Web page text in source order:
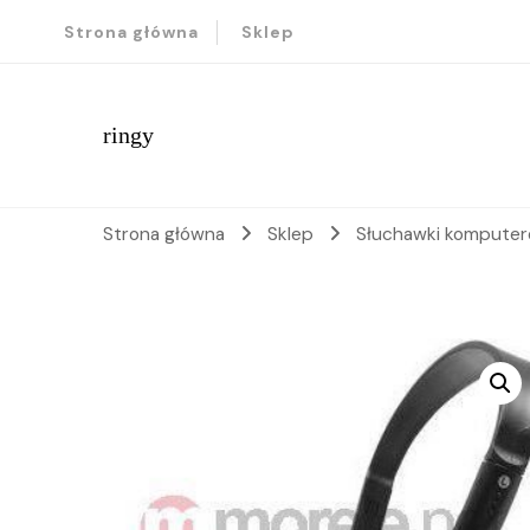
Strona główna Sklep
ringy
Strona główna Sklep Słuchawki